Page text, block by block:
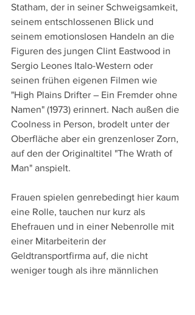
Statham, der in seiner Schweigsamkeit,
seinem entschlossenen Blick und
seinem emotionslosen Handeln an die
Figuren des jungen Clint Eastwood in
Sergio Leones Italo-Western oder
seinen frühen eigenen Filmen wie
"High Plains Drifter – Ein Fremder ohne
Namen" (1973) erinnert. Nach außen die
Coolness in Person, brodelt unter der
Oberfläche aber ein grenzenloser Zorn,
auf den der Originaltitel "The Wrath of
Man" anspielt.
Frauen spielen genrebedingt hier kaum
eine Rolle, tauchen nur kurz als
Ehefrauen und in einer Nebenrolle mit
einer Mitarbeiterin der
Geldtransportfirma auf, die nicht
weniger tough als ihre männlichen